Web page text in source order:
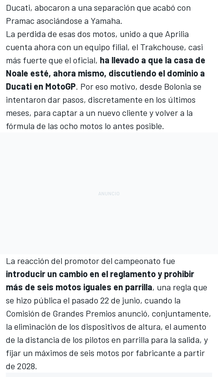
Ducati, abocaron a una separación que acabó con
Pramac asociándose a Yamaha.
La perdida de esas dos motos, unido a que Aprilia
cuenta ahora con un equipo filial, el Trakchouse, casi
más fuerte que el oficial, ha llevado a que la casa de
Noale esté, ahora mismo, discutiendo el dominio a
Ducati en MotoGP. Por eso motivo, desde Bolonia se
intentaron dar pasos, discretamente en los últimos
meses, para captar a un nuevo cliente y volver a la
fórmula de las ocho motos lo antes posible.
La reacción del promotor del campeonato fue
introducir un cambio en el reglamento y prohibir
más de seis motos iguales en parrilla, una regla que
se hizo pública el pasado 22 de junio, cuando la
Comisión de Grandes Premios anunció, conjuntamente,
la eliminación de los dispositivos de altura, el aumento
de la distancia de los pilotos en parrilla para la salida, y
fijar un máximos de seis motos por fabricante a partir
de 2028.